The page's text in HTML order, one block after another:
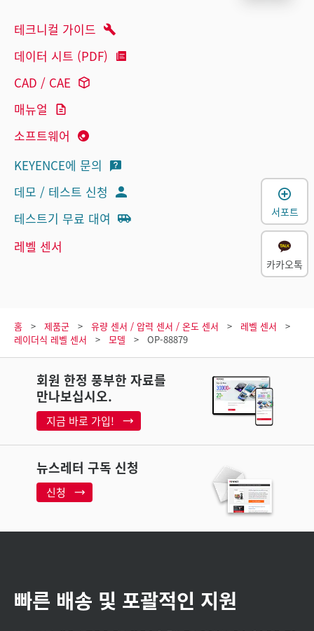
테크니컬 가이드
데이터 시트 (PDF)
CAD / CAE
매뉴얼
소프트웨어
KEYENCE에 문의
데모 / 테스트 신청
테스트기 무료 대여
레벨 센서
홈 제품군 유량 센서 / 압력 센서 / 온도 센서
레벨 센서
레이더식 레벨 센서
모델 OP-88879
회원 한정 풍부한 자료를
만나보십시오.
지금 바로 가입!
뉴스레터 구독 신청
신청
빠른 배송 및 포괄적인 지원
서포트
카카오톡